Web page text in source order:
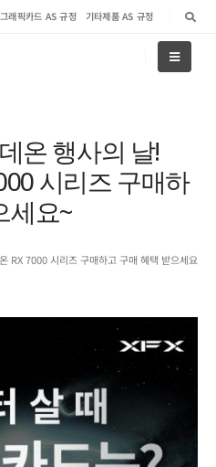
그래픽카드 AS 규정 기타제품 AS 규정
온 행사의 날!
시리즈 구매하
세요~
RX 7000 시리즈 구매하고 구매 혜택 받으세요